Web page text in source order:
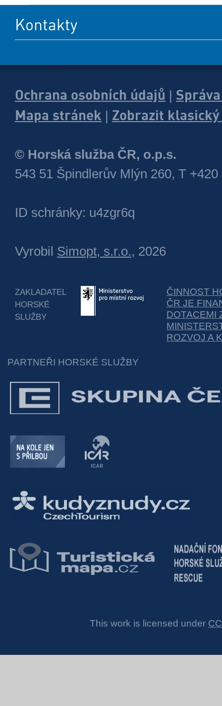
Kontakty
Ochrana osobních údajů
Mapa stránek
Zobrazit
© Horská služba ČR, o.p.s.
543 51 Špindlerův Mlýn 260, T +420
ID schránky: u4zgr6q
Vyrobil Simopt, s.r.o., 2026
ZAKLADATEL
HORSKÉ
SLUŽBY
ČINNOST
ČR JE
DOTACEMI
ROZVOJ A
PARTNEŘI HORSKÉ SLUŽBY
This work is licensed under